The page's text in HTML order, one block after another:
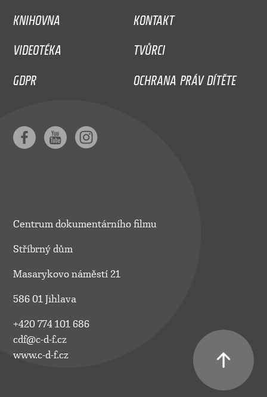
KNIHOVNA
KONTAKT
VIDEOTÉKA
TVŮRCI
GDPR
OCHRANA PRÁV DÍTĚTE
Centrum dokumentárního filmu
Stříbrný dům
Masarykovo náměstí 21
586 01 Jihlava
+420 774 101 686
cdf@c-d-f.cz
www.c-d-f.cz